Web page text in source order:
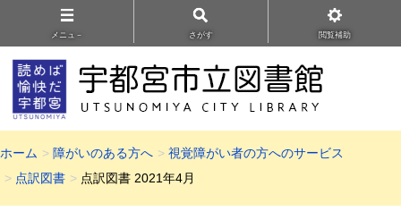
メニュ－ さがす 閲覧補助
ホーム 障がいのある方へ
視覚障がい者の方へのサービス
点訳図書
点訳図書 2021年4月